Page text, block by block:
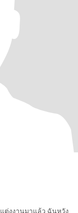
ต่งงานมาแล้ว ฉันหวัง